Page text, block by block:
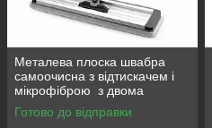
Металева плоска швабра
самоочисна з відтискачем і
мікрофіброю з двома
змінними насадками M06
42см
Готово до відправки